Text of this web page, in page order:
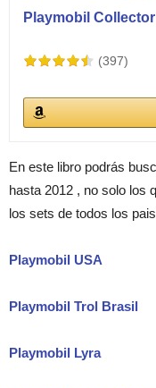
Playmobil
(397)
En este libro podrás
hasta 2012 , no solo los
los sets de todos los
Playmobil USA
Playmobil Trol Brasil
Playmobil Lyra